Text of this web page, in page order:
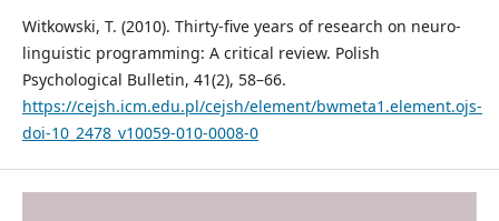
Witkowski, T. (2010). Thirty-five years of research on neuro-
linguistic programming: A critical review. Polish
Psychological Bulletin, 41(2), 58–66.
https://cejsh.icm.edu.pl/cejsh/element/bwmeta1.element.ojs-
doi-10_2478_v10059-010-0008-0